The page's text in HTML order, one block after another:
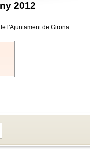
2012
l'Ajuntament de Girona.